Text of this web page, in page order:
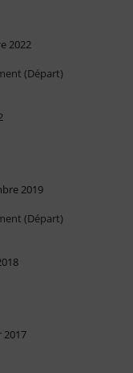
2022
(Départ)
2019
(Départ)
2017